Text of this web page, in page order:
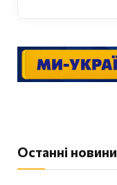
Останні новини